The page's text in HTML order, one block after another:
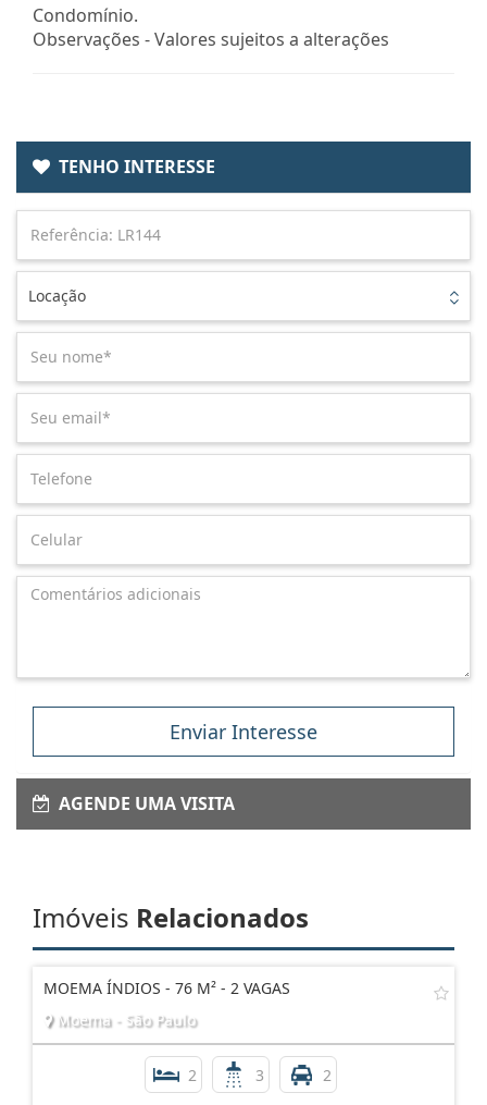
Condomínio.
Observações - Valores sujeitos a alterações
TENHO INTERESSE
Locação
Enviar Interesse
AGENDE UMA VISITA
Imóveis Relacionados
MOEMA ÍNDIOS - 76 M² - 2 VAGAS
Moema - São Paulo
2 3 2